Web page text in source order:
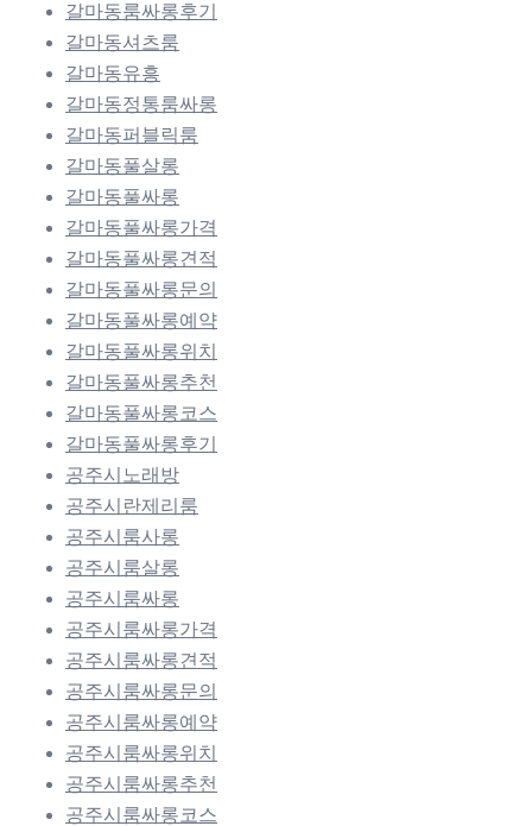
갈마동룸싸롱후기
갈마동셔츠룸
갈마동유흥
갈마동정통룸싸롱
갈마동퍼블릭룸
갈마동풀살롱
갈마동풀싸롱
갈마동풀싸롱가격
갈마동풀싸롱견적
갈마동풀싸롱문의
갈마동풀싸롱예약
갈마동풀싸롱위치
갈마동풀싸롱추천
갈마동풀싸롱코스
갈마동풀싸롱후기
공주시노래방
공주시란제리룸
공주시룸사롱
공주시룸살롱
공주시룸싸롱
공주시룸싸롱가격
공주시룸싸롱견적
공주시룸싸롱문의
공주시룸싸롱예약
공주시룸싸롱위치
공주시룸싸롱추천
공주시룸싸롱코스